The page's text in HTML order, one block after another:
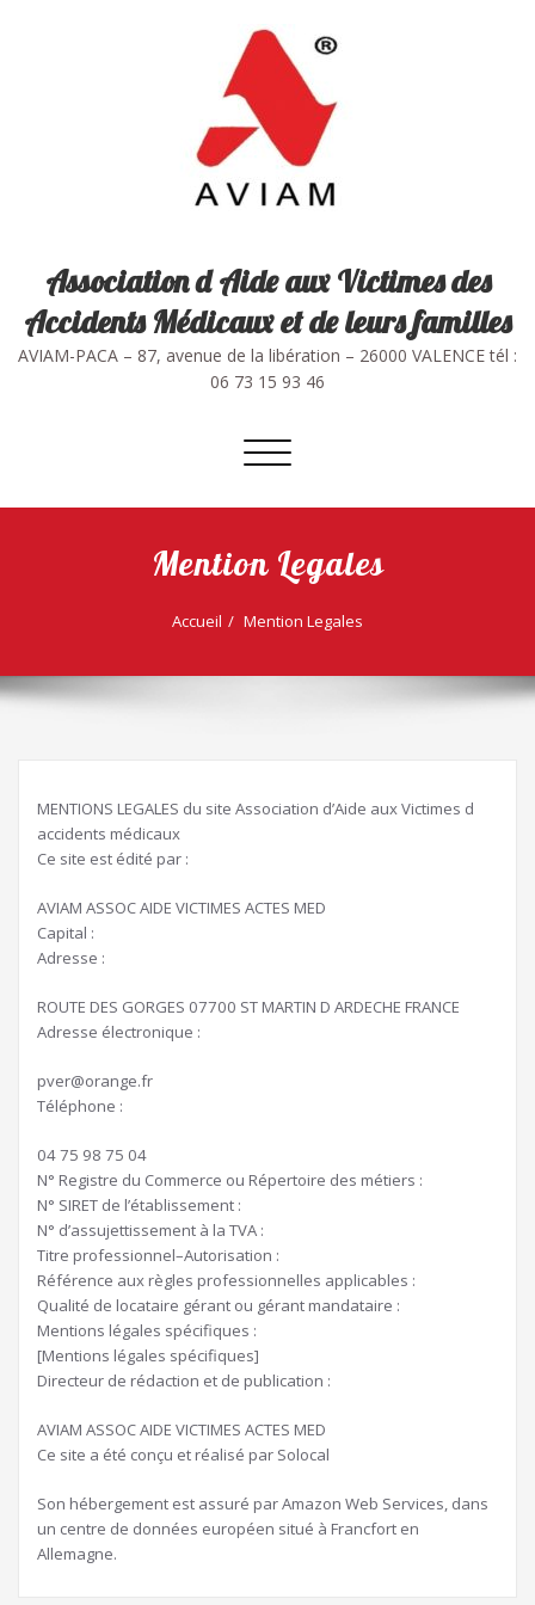
Association d Aide aux Victimes des
Accidents Médicaux et de leurs familles
AVIAM-PACA – 87, avenue de la libération – 26000 VALENCE tél :
06 73 15 93 46
Afficher/masquer
navigation
Mention Legales
Accueil Mention Legales
MENTIONS LEGALES du site Association d’Aide aux Victimes d
accidents médicaux
Ce site est édité par :
AVIAM ASSOC AIDE VICTIMES ACTES MED
Capital :
Adresse :
ROUTE DES GORGES 07700 ST MARTIN D ARDECHE FRANCE
Adresse électronique :
pver@orange.fr
Téléphone :
04 75 98 75 04
N° Registre du Commerce ou Répertoire des métiers :
N° SIRET de l’établissement :
N° d’assujettissement à la TVA :
Titre professionnel–Autorisation :
Référence aux règles professionnelles applicables :
Qualité de locataire gérant ou gérant mandataire :
Mentions légales spécifiques :
[Mentions légales spécifiques]
Directeur de rédaction et de publication :
AVIAM ASSOC AIDE VICTIMES ACTES MED
Ce site a été conçu et réalisé par Solocal
Son hébergement est assuré par Amazon Web Services, dans
un centre de données européen situé à Francfort en
Allemagne.